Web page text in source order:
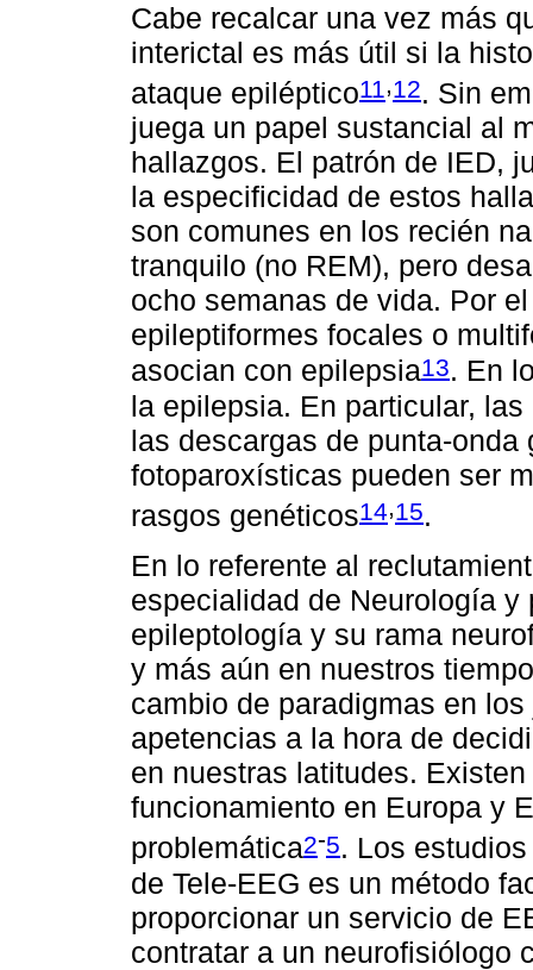
Cabe recalcar una vez más
interictal es más útil si la
ataque epiléptico11,12. Sin
juega un papel sustancial al
hallazgos. El patrón de IED,
la especificidad de estos
son comunes en los recién
tranquilo (no REM), pero
ocho semanas de vida. Por
epileptiformes focales o
asocian con epilepsia13. En
la epilepsia. En particular,
las descargas de punta-
fotoparoxísticas pueden ser
rasgos genéticos14,15.
En lo referente al
especialidad de Neurología
epileptología y su rama
y más aún en nuestros
cambio de paradigmas en
apetencias a la hora de
en nuestras latitudes.
funcionamiento en Europa y
problemática2-5. Los
de Tele-EEG es un método
proporcionar un servicio de
contratar a un neurofisiólogo